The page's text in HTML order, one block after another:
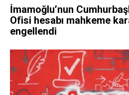
İmamoğlu’nun
Ofisi hesabı mahkeme
engellendi